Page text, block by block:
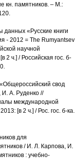
кн. памятников. – М.:
данных «Русские книги
- 2012 = The Rumyantsev
научной
2 ч.] / Российская гос. б-
свод
А. Руденко //
международной
[в 2 ч.] / Рос. гос. б-ка.
для
/ И. Л. Карпова, И.
: учебно-